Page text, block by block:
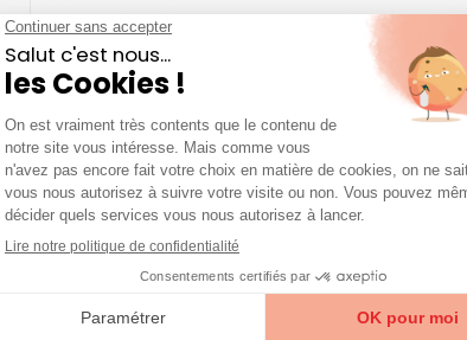
Jeanine F.
Aide à domicile